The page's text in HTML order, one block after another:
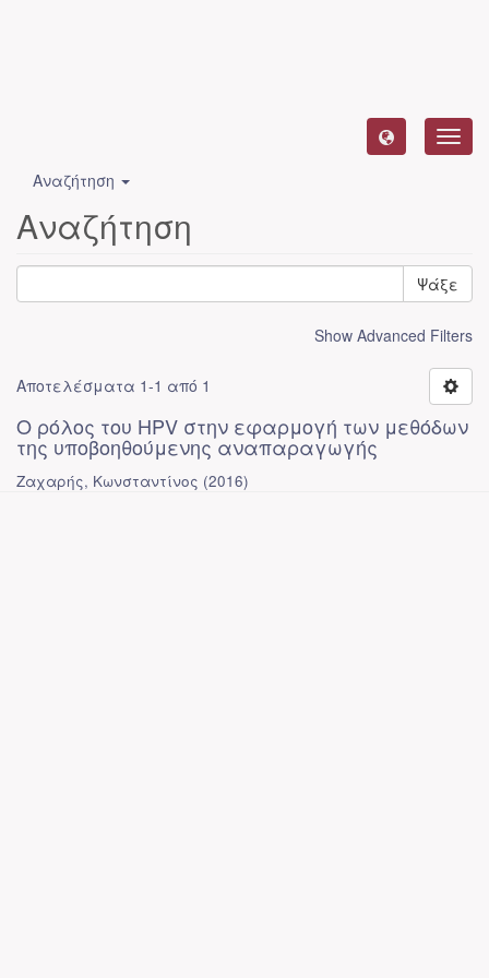
Αναζήτηση
Αναζήτηση
Ψάξε
Show Advanced Filters
Αποτελέσματα 1-1 από 1
Ο ρόλος του HPV στην εφαρμογή των μεθόδων
της υποβοηθούμενης αναπαραγωγής
Ζαχαρής, Κωνσταντίνος (2016)